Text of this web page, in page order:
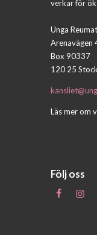
verkar för
Unga
Arenavägen
Box 90337
120 25
Läs mer om
Följ oss